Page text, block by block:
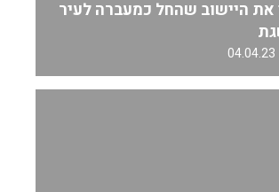
את היישוב שהחל כמעברה לעיר
04.04.23